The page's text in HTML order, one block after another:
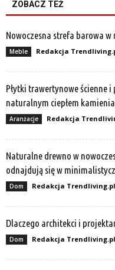
ZOBACZ TEŻ
Nowoczesna strefa barowa w
Meble Redakcja
Płytki trawertynowe ścienne i
naturalnym ciepłem
Aranżacje Redakcja
Naturalne drewno w
odnajdują się w
Dom Redakcja Trendliving.pl
Dlaczego architekci i
Dom Redakcja Trendliving.pl